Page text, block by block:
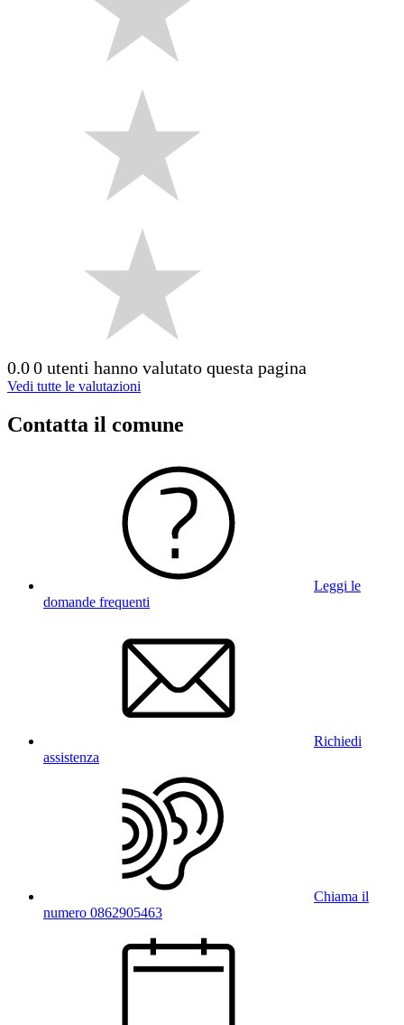
0.00 utenti hanno valutato questa pagina
Vedi tutte le valutazioni
Contatta il comune
Leggi le
domande frequenti
Richiedi
assistenza
Chiama il
numero 0862905463